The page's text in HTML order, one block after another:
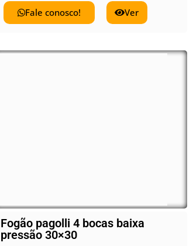
Fale conosco! Ver
Fogão pagolli 4 bocas baixa
pressão 30×30